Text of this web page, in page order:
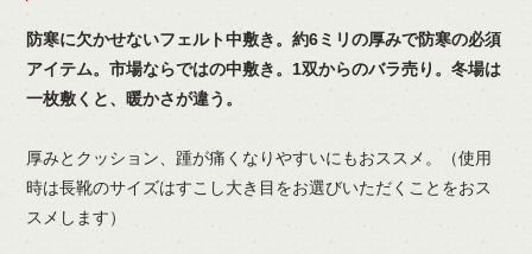
防寒に欠かせないフェルト中敷き。約6ミリの厚みで防寒の必須
アイテム。市場ならではの中敷き。1双からのバラ売り。冬場は
一枚敷くと、暖かさが違う。
厚みとクッション、踵が痛くなりやすいにもおススメ。（使用
時は長靴のサイズはすこし大き目をお選びいただくことをおス
スメします）